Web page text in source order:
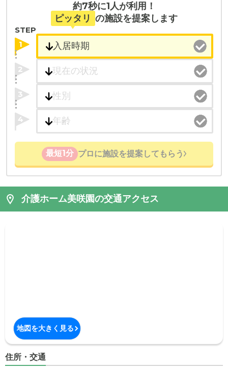
約7秒に1人が利用！
ピッタリ の施設を提案します
STEP
1
2
3
4
最短1分 プロに施設を提案してもらう
介護ホーム美咲園の交通アクセス
地図を大きく見る
住所・交通